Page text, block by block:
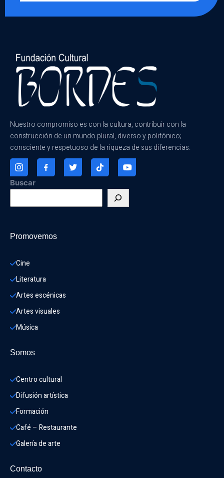
Nuestro compromiso es con la cultura, contribuir con la
construcción de un mundo plural, diverso y polifónico;
consciente y respetuoso de la riqueza de sus diferencias.
Buscar
Promovemos
Cine
Literatura
Artes escénicas
Artes visuales
Música
Somos
Centro cultural
Difusión artística
Formación
Café – Restaurante
Galería de arte
Contacto